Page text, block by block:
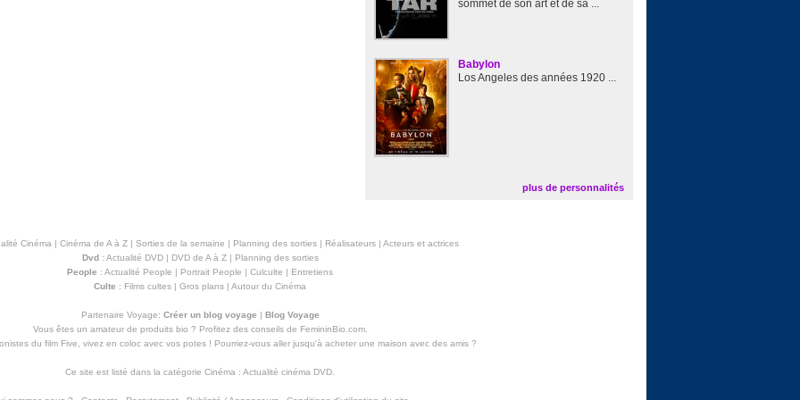
sommet de son art et de sa ...
Babylon
Los Angeles des années 1920 ...
plus de personnalités
Cinéma | Cinéma de A à Z| Sorties de la semaine | Planning des sorties| Réalisateurs| Acteurs et actrices
Dvd: Actualité DVD| DVD de A à Z| Planning des sorties
People : Actualité People | Portrait People | Culculte | Entretiens
Culte : Films cultes | Gros plans | Autour du Cinéma
Partenaire Voyage: Créer un blog voyage | Blog Voyage
Vous êtes un amateur de produits bio ? Profitez des conseils de FemininBio.com.
du film Five, vivez en coloc avec vos potes ! Pourriez-vous aller jusqu'à acheter une maison avec des amis?
Ce site est listé dans la catégorie Cinéma : Actualité cinéma DVD